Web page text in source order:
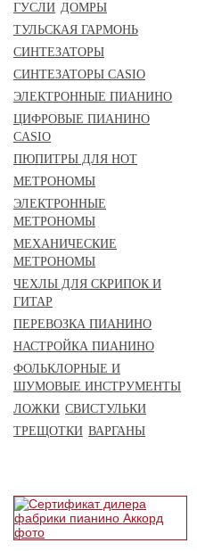
ГУСЛИ ДОМРЫ
ТУЛЬСКАЯ ГАРМОНЬ
СИНТЕЗАТОРЫ
СИНТЕЗАТОРЫ CASIO
ЭЛЕКТРОННЫЕ ПИАНИНО
ЦИФРОВЫЕ ПИАНИНО
CASIO
ПЮПИТРЫ ДЛЯ НОТ
МЕТРОНОМЫ
ЭЛЕКТРОННЫЕ
МЕТРОНОМЫ
МЕХАНИЧЕСКИЕ
МЕТРОНОМЫ
ЧЕХЛЫ ДЛЯ СКРИПОК И
ГИТАР
ПЕРЕВОЗКА ПИАНИНО
НАСТРОЙКА ПИАНИНО
ФОЛЬКЛОРНЫЕ И
ШУМОВЫЕ ИНСТРУМЕНТЫ
ЛОЖКИ СВИСТУЛЬКИ
ТРЕЩОТКИ ВАРГАНЫ